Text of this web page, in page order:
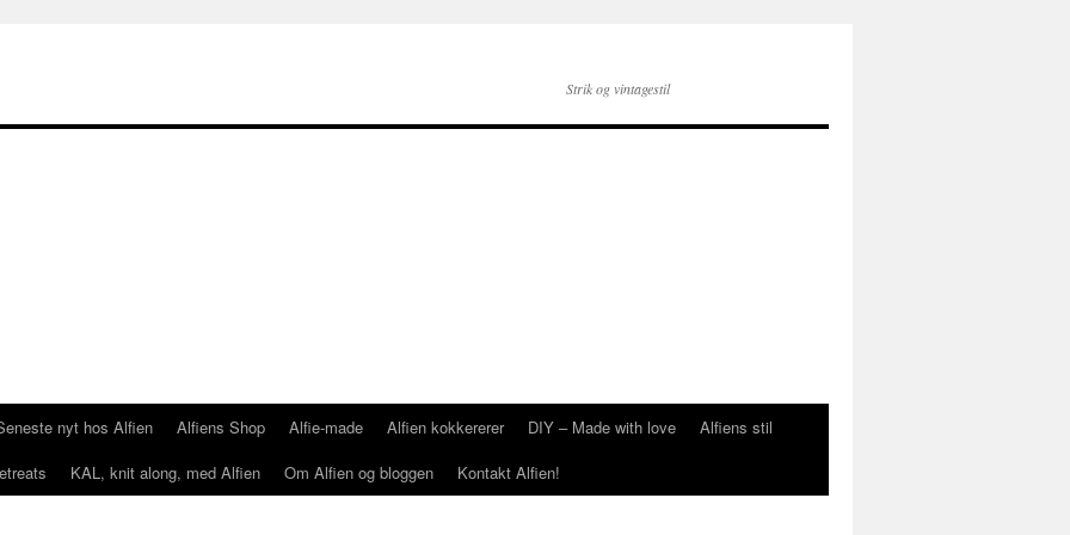
Strik og vintagestil
nyt hos Alfien Alfiens Shop Alfie-made Alfien kokkererer DIY – Made with love
Alfiens stil
KAL, knit along, med Alfien Om Alfien og bloggen Kontakt Alfien!